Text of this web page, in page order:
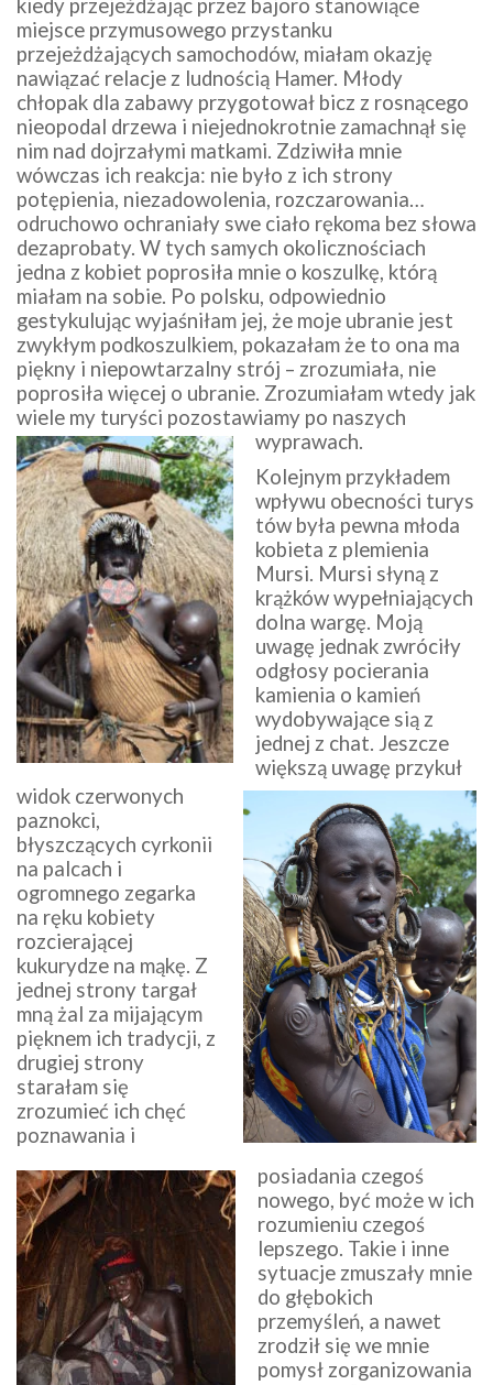
kiedy przejeżdżając przez bajoro stanowiące
miejsce przymusowego przystanku
przejeżdżających samochodów, miałam okazję
nawiązać relacje z ludnością Hamer. Młody
chłopak dla zabawy przygotował bicz z rosnącego
nieopodal drzewa i niejednokrotnie zamachnął się
nim nad dojrzałymi matkami. Zdziwiła mnie
wówczas ich reakcja: nie było z ich strony
potępienia, niezadowolenia, rozczarowania…
odruchowo ochraniały swe ciało rękoma bez słowa
dezaprobaty. W tych samych okolicznościach
jedna z kobiet poprosiła mnie o koszulkę, którą
miałam na sobie. Po polsku, odpowiednio
gestykulując wyjaśniłam jej, że moje ubranie jest
zwykłym podkoszulkiem, pokazałam że to ona ma
piękny i niepowtarzalny strój – zrozumiała, nie
poprosiła więcej o ubranie. Zrozumiałam wtedy jak
wiele my turyści pozostawiamy po naszych
wyprawach.
Kolejnym przykładem
wpływu obecności turys
tów była pewna młoda
kobieta z plemienia
Mursi. Mursi słyną z
krążków wypełniających
dolna wargę. Moją
uwagę jednak zwróciły
odgłosy pocierania
kamienia o kamień
wydobywające sią z
jednej z chat. Jeszcze
większą uwagę przykuł
widok czerwonych
paznokci,
błyszczących cyrkonii
na palcach i
ogromnego zegarka
na ręku kobiety
rozcierającej
kukurydze na mąkę. Z
jednej strony targał
mną żal za mijającym
pięknem ich tradycji, z
drugiej strony
starałam się
zrozumieć ich chęć
poznawania i
posiadania czegoś
nowego, być może w ich
rozumieniu czegoś
lepszego. Takie i inne
sytuacje zmuszały mnie
do głębokich
przemyśleń, a nawet
zrodził się we mnie
pomysł zorganizowania